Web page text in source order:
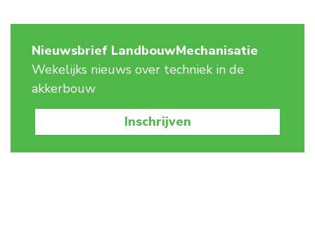
Nieuwsbrief LandbouwMechanisatie
Wekelijks nieuws over techniek in de
akkerbouw
Inschrijven